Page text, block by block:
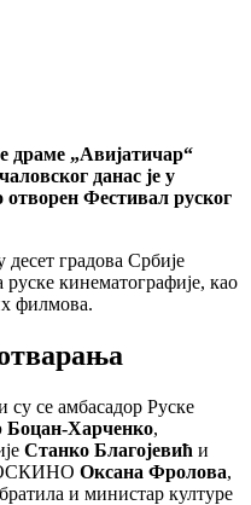
драме „Авијатичар“
данас је у
отворен Фестивал руског
градова Србије
кинематографије, као
филмова.
се амбасадор Руске
Боцан-Харченко,
Станко Благојевић и
Оксана Фролова,
и министар културе